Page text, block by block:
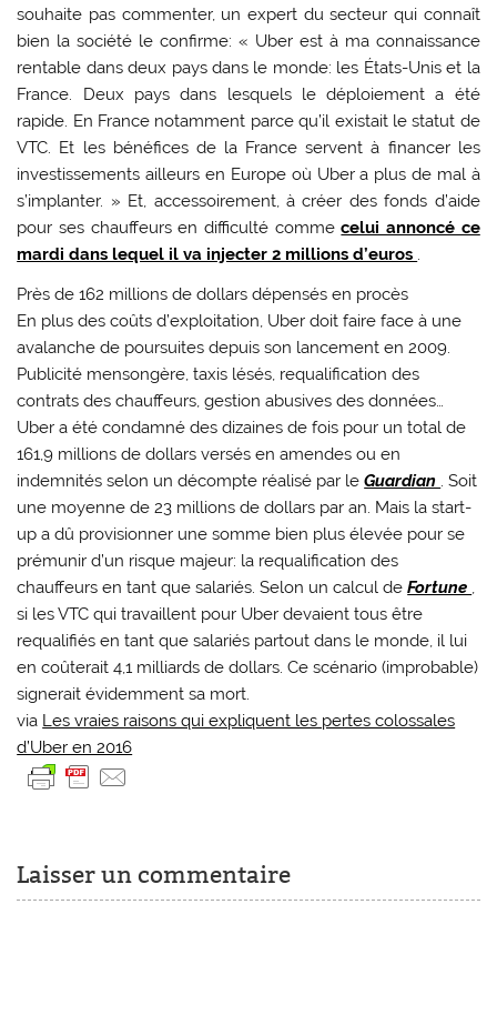
souhaite pas commenter, un expert du secteur qui connaît
bien la société le confirme: « Uber est à ma connaissance
rentable dans deux pays dans le monde: les États-Unis et la
France. Deux pays dans lesquels le déploiement a été
rapide. En France notamment parce qu’il existait le statut de
VTC. Et les bénéfices de la France servent à financer les
investissements ailleurs en Europe où Uber a plus de mal à
s’implanter. » Et, accessoirement, à créer des fonds d’aide
pour ses chauffeurs en difficulté commecelui annoncé ce
mardi dans lequel il va injecter 2 millions d’euros .
Près de 162 millions de dollars dépensés en procès
En plus des coûts d’exploitation, Uber doit faire face à une
avalanche de poursuites depuis son lancement en 2009.
Publicité mensongère, taxis lésés, requalification des
contrats des chauffeurs, gestion abusives des données…
Uber a été condamné des dizaines de fois pour un total de
161,9 millions de dollars versés en amendes ou en
indemnités selon un décompte réalisé par leGuardian . Soit
une moyenne de 23 millions de dollars par an. Mais la start-
up a dû provisionner une somme bien plus élevée pour se
prémunir d’un risque majeur: la requalification des
chauffeurs en tant que salariés. Selon un calcul deFortune ,
si les VTC qui travaillent pour Uber devaient tous être
requalifiés en tant que salariés partout dans le monde, il lui
en coûterait 4,1 milliards de dollars. Ce scénario (improbable)
signerait évidemment sa mort.
via Les vraies raisons qui expliquent les pertes colossales
d’Uber en 2016
Laisser un commentaire